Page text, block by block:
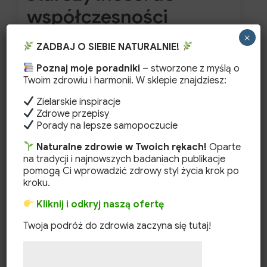
współczesności
W obszernym przewodniku „Olejki CBD –
kompletny przewodnik” pisałam o tym, czym
jest CBD, jak działa na organizm i w…
Konopie
–
od
starożytności
do
Czytaj Dalej
ZADBAJ O SIEBIE NATURALNIE!
Poznaj moje poradniki – stworzone z myślą o
Twoim zdrowiu i harmonii. W sklepie znajdziesz:
Zielarskie inspiracje
Zdrowe przepisy
Porady na lepsze samopoczucie
Naturalne zdrowie w Twoich rękach! Oparte
na tradycji i najnowszych badaniach publikacje
pomogą Ci wprowadzić zdrowy styl życia krok po
kroku.
Kliknij i odkryj naszą ofertę
Twoja podróż do zdrowia zaczyna się tutaj!
×